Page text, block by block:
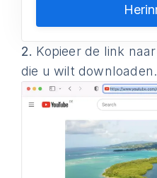
2. Kopieer de link
die u wilt downloaden.